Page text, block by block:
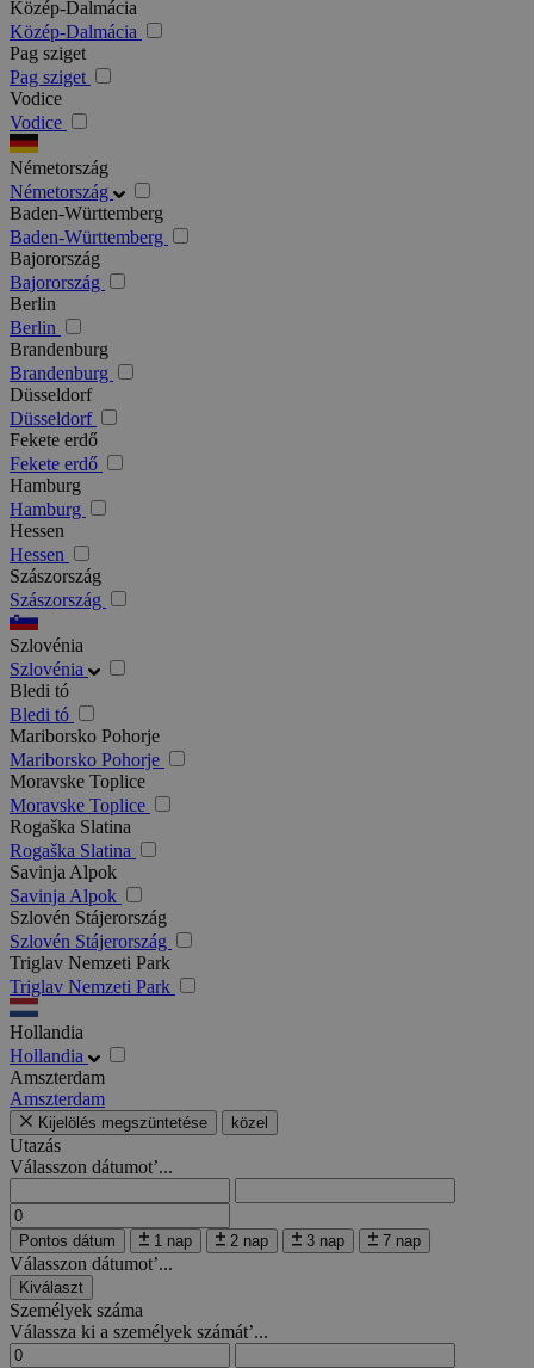
Közép-Dalmácia
Közép-Dalmácia
Pag sziget
Pag sziget
Vodice
Vodice
Németország
Németország
Baden-Württemberg
Baden-Württemberg
Bajorország
Bajorország
Berlin
Berlin
Brandenburg
Brandenburg
Düsseldorf
Düsseldorf
Fekete erdő
Fekete erdő
Hamburg
Hamburg
Hessen
Hessen
Szászország
Szászország
Szlovénia
Szlovénia
Bledi tó
Bledi tó
Mariborsko Pohorje
Mariborsko Pohorje
Moravske Toplice
Moravske Toplice
Rogaška Slatina
Rogaška Slatina
Savinja Alpok
Savinja Alpok
Szlovén Stájerország
Szlovén Stájerország
Triglav Nemzeti Park
Triglav Nemzeti Park
Hollandia
Hollandia
Amszterdam
Amszterdam
Kijelölés megszüntetése közel
Utazás
Válasszon dátumot’...
Pontos dátum 1 nap 2 nap 3 nap 7 nap
Válasszon dátumot’...
Kiválaszt
Személyek száma
Válassza ki a személyek számát’...